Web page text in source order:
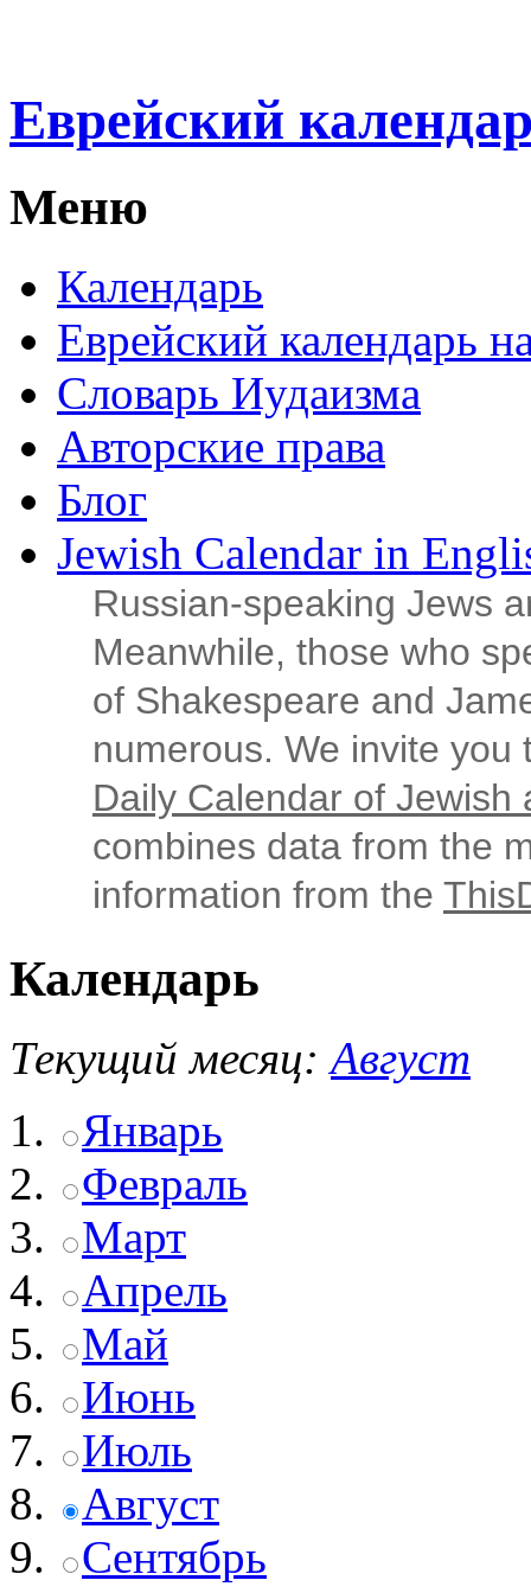
Еврейский
Меню
Календарь
Еврейский календарь
Словарь Иудаизма
Авторские права
Блог
Jewish Calendar in
Russian‑speaking Jews
Meanwhile, those who
of Shakespeare and
numerous. We invite
Daily Calendar of Jewish
combines data from the
information from the
Календарь
Текущий месяц: Август
Январь
Февраль
Март
Апрель
Май
Июнь
Июль
Август
Сентябрь